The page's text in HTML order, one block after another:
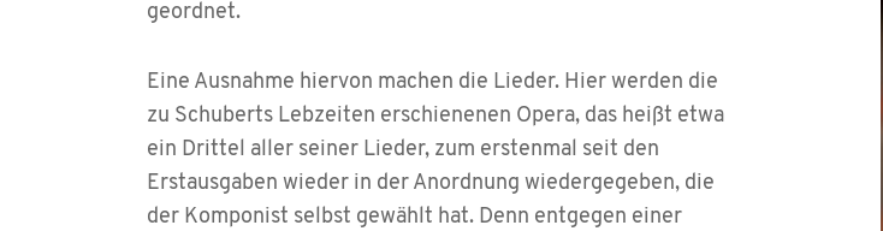
geordnet.
Eine Ausnahme hiervon machen die Lieder. Hier werden die
zu Schuberts Lebzeiten erschienenen Opera, das heißt etwa
ein Drittel aller seiner Lieder, zum erstenmal seit den
Erstausgaben wieder in der Anordnung wiedergegeben, die
der Komponist selbst gewählt hat. Denn entgegen einer